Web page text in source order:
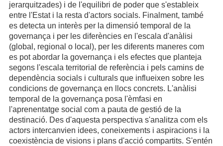
jerarquitzades) i de l'equilibri de poder que s'estableix
entre l'Estat i la resta d'actors socials. Finalment, també
es detecta un interès per la dimensió temporal de la
governança i per les diferències en l'escala d'anàlisi
(global, regional o local), per les diferents maneres com
es pot abordar la governança i els efectes que planteja
segons l'escala territorial de referència i pels camins de
dependència socials i culturals que influeixen sobre les
condicions de governança en llocs concrets. L'anàlisi
temporal de la governança posa l'èmfasi en
l'aprenentatge social com a pauta de gestió de la
destinació. Des d'aquesta perspectiva s'analitza com els
actors intercanvien idees, coneixements i aspiracions i la
coexistència de visions i plans d'acció compartits. S'entén